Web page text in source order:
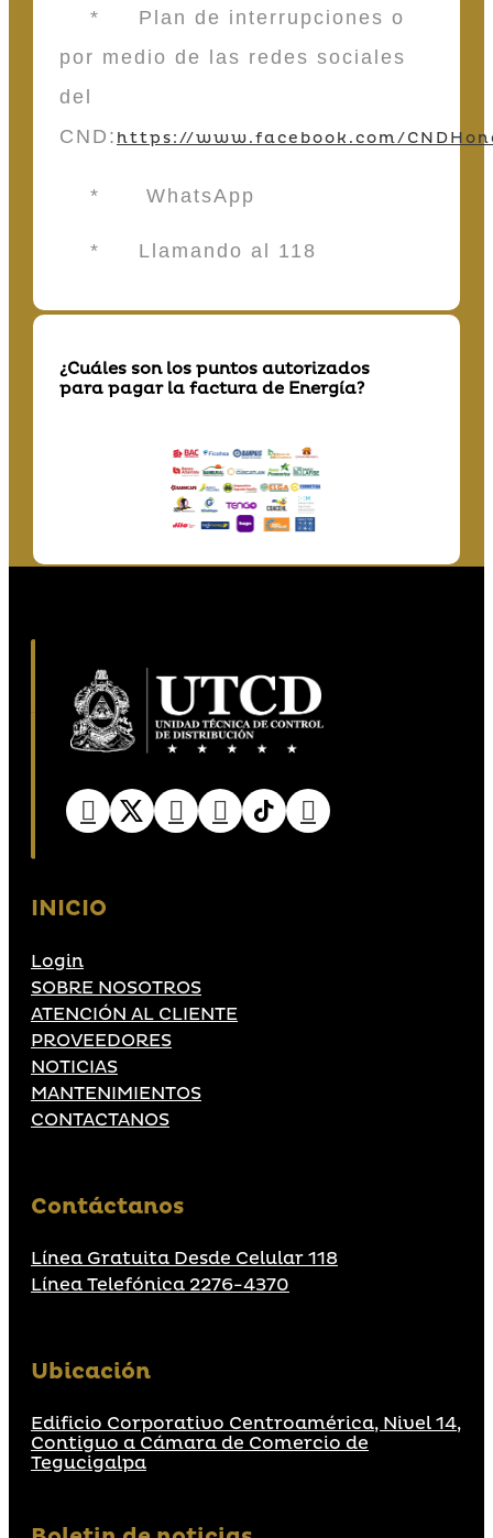
* Plan de interrupciones o
por medio de las redes sociales
del
CND: https://www.facebook.com/
* WhatsApp
* Llamando al 118
¿Cuáles son los puntos autorizados
para pagar la factura de Energía?
INICIO
Login
SOBRE NOSOTROS
ATENCIÓN AL CLIENTE
PROVEEDORES
NOTICIAS
MANTENIMIENTOS
CONTACTANOS
Contáctanos
Línea Gratuita Desde Celular 118
Línea Telefónica 2276-4370
Ubicación
Edificio Corporativo Centroamérica, Nivel 14,
Contiguo a Cámara de Comercio de
Tegucigalpa